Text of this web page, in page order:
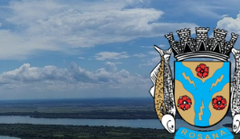
Ir
para
conteúdo
Pular
para
navegação
principal
Pular
para
rodapé